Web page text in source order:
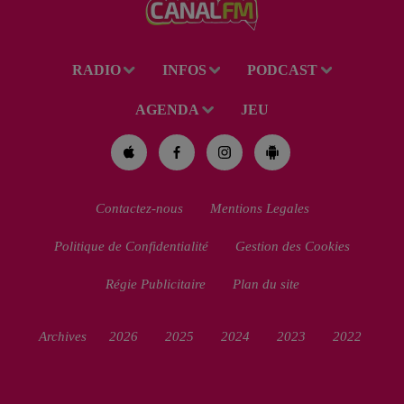
RADIO INFOS PODCAST
AGENDA JEU
Contactez-nous Mentions Legales
Politique de Confidentialité Gestion des Cookies
Régie Publicitaire Plan du site
Archives 2026 2025 2024 2023 2022